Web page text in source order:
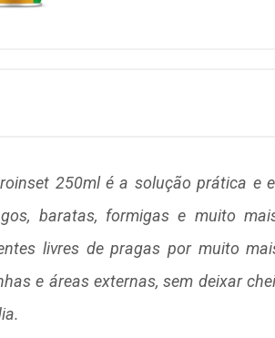
250ml é a solução prática e
baratas, formigas e muito
livres de pragas por muito
e áreas externas, sem deixar